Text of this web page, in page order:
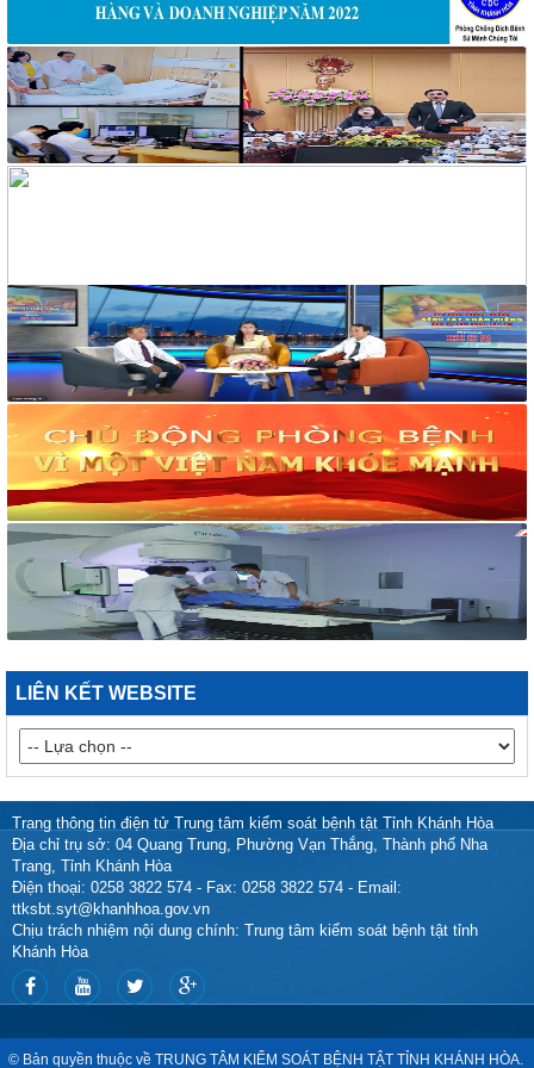
117/2025/QH15
Luật Bảo vệ bí mật nhà nước
63/2026/NĐ-CP
Nghị định Quy định chi tiết một số điều và biện pháp thi hành
Luật bảo vệ bí mật nhà nước
118/2021/NĐ-CP ngày 23 tháng 12 năm 2021 của Chính phủ
quy định chi tiết một số điều và biện pháp thi hành Luật Xử lý
vi phạm hành chính được sửa đổi, bổ sung theo Nghị định số
68/2025/NĐ-CP ngày 18 tháng 3 năm 2025 của Chính phủ và
Nghị định số 120/2021/NĐ-CP ngày 24 tháng 12 năm 2021
của Chính phủ quy định chế độ áp dụng biện pháp xử lý hành
chính giáo dục tại xã, phường, thị trấn
189/2025/NĐ-CP
Nghị định Quy định chi tiết Luật Xử lý vi phạm hành chính về
thẩm quyền xử phạt vi phạm hành chính
318/VPCQTT
V/v định hướng công tác tuyên truyền, đấu tranh phản bác về
nhân quyền tháng 01/2026
1265/HD-BCĐ
38/TB-UBND
Chỉ đạo phòng, chống dịch Covid-19 tỉnh Khánh Hòa tại cuộc
họp Ban Chỉ đạo phòng, chống dịch Covid-19 ngày
25/01/2022
48/TB-UBND
Kết luận của Phó Chủ tịch UBND tỉnh Đinh Văn Thiệu kiêm
Phó Trưởng Ban chỉ đạo phòng, chống dịch Covid-19 tỉnh
Khánh Hòa tại cuộc họp Ban Chỉ đạo phòng, chống dịch
Covid-19 ngày 11/02/2022
38/TB-UBND
Kết luận của Chủ tịch UBND tỉnh Nguyễn Tấn Tuân kiêm
Trưởng Ban chỉ đạo phòng, chống dịch Covid-19 tỉnh Khánh
Hòa tại cuộc họp Ban chỉ đạo phòng, chống dịch Covid-19
LIÊN KẾT WEBSITE
Trang thông tin điện tử Trung tâm kiểm soát bệnh tật Tỉnh Khánh Hòa
Địa chỉ trụ sở: 04 Quang Trung, Phường Vạn Thắng, Thành phố Nha
Trang, Tỉnh Khánh Hòa
Điện thoại: 0258 3822 574 - Fax: 0258 3822 574 - Email:
ttksbt.syt@khanhhoa.gov.vn
Chịu trách nhiệm nội dung chính: Trung tâm kiểm soát bệnh tật tỉnh
Khánh Hòa
© Bản quyền thuộc về TRUNG TÂM KIỂM SOÁT BỆNH TẬT TỈNH KHÁNH HÒA.